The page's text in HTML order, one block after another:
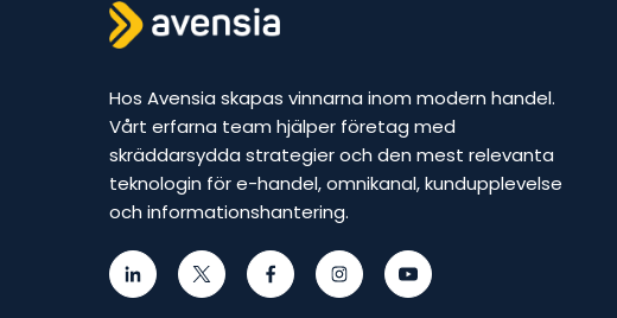
Hos Avensia skapas vinnarna inom modern handel.
Vårt erfarna team hjälper företag med
skräddarsydda strategier och den mest relevanta
teknologin för e-handel, omnikanal, kundupplevelse
och informationshantering.